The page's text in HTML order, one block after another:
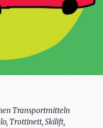
Transportmitteln
Trottinett, Skilift,